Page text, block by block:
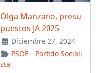
Olga Manzano, presu
puestos JA 2025
Diciembre 27, 2024
PSOE - Partido Sociali
sta